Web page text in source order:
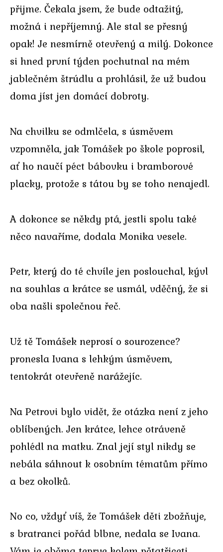
přijme. Čekala jsem, že bude odtažitý,
možná i nepříjemný. Ale stal se přesný
opak! Je nesmírně otevřený a milý. Dokonce
si hned první týden pochutnal na mém
jablečném štrúdlu a prohlásil, že už budou
doma jíst jen domácí dobroty.
Na chvilku se odmlčela, s úsměvem
vzpomněla, jak Tomášek po škole poprosil,
ať ho naučí péct bábovku i bramborové
placky, protože s tátou by se toho nenajedl.
A dokonce se někdy ptá, jestli spolu také
něco navaříme, dodala Monika vesele.
Petr, který do té chvíle jen poslouchal, kývl
na souhlas a krátce se usmál, vděčný, že si
oba našli společnou řeč.
Už tě Tomášek neprosí o sourozence?
pronesla Ivana s lehkým úsměvem,
tentokrát otevřeně narážejíc.
Na Petrovi bylo vidět, že otázka není z jeho
oblíbených. Jen krátce, lehce otráveně
pohlédl na matku. Znal její styl nikdy se
nebála sáhnout k osobním tématům přímo
a bez okolků.
No co, vždyť víš, že Tomášek děti zbožňuje,
s bratranci pořád blbne, nedala se Ivana.